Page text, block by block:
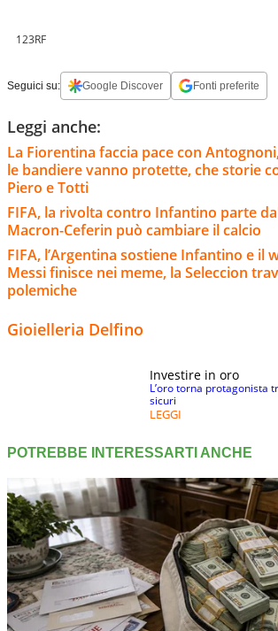
123RF
Seguici su: Google Discover Fonti preferite
Leggi anche:
La Fiorentina faccia pace con
le bandiere vanno protette, che storie
Piero e Totti
FIFA, la rivolta contro Infantino parte dal
Macron-Ceferin può cambiare il calcio
FIFA, l’Argentina sostiene Infantino e il
Messi finisce nei meme, la Seleccion
polemiche
Gioielleria Delfino
Investire in oro
L’oro torna protagonista
sicuri
LEGGI